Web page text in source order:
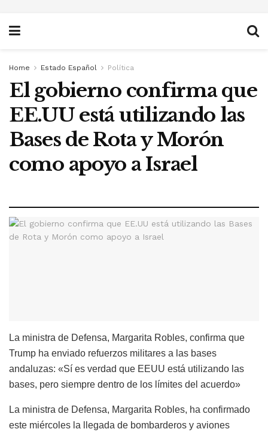
Home Estado Español Política
El gobierno confirma que
EE.UU está utilizando las
Bases de Rota y Morón
como apoyo a Israel
La ministra de Defensa, Margarita Robles, confirma que
Trump ha enviado refuerzos militares a las bases
andaluzas: «Sí es verdad que EEUU está utilizando las
bases, pero siempre dentro de los límites del acuerdo»
La ministra de Defensa, Margarita Robles, ha confirmado
este miércoles la llegada de bombarderos y aviones